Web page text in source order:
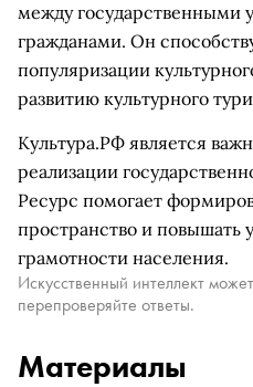
между государственными
гражданами. Он
популяризации
развитию культурного
Культура.РФ является
реализации
Ресурс помогает
пространство и повышать
грамотности населения.
Искусственный интеллект
перепроверяйте ответы.
Материалы